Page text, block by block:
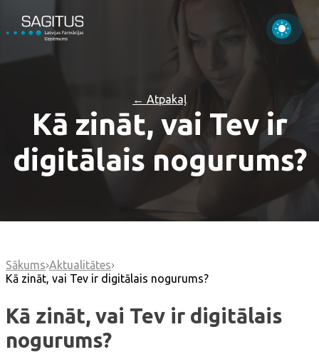
← Atpakaļ
Kā zināt, vai Tev ir
digitālais nogurums?
Sākums Aktualitātes
Kā zināt, vai Tev ir digitālais nogurums?
Kā zināt, vai Tev ir digitālais
nogurums?